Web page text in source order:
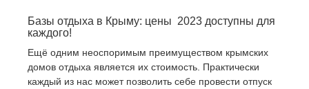
Базы отдыха в Крыму: цены 2023 доступны для
каждого!
Ещё одним неоспоримым преимуществом крымских
домов отдыха является их стоимость. Практически
каждый из нас может позволить себе провести отпуск